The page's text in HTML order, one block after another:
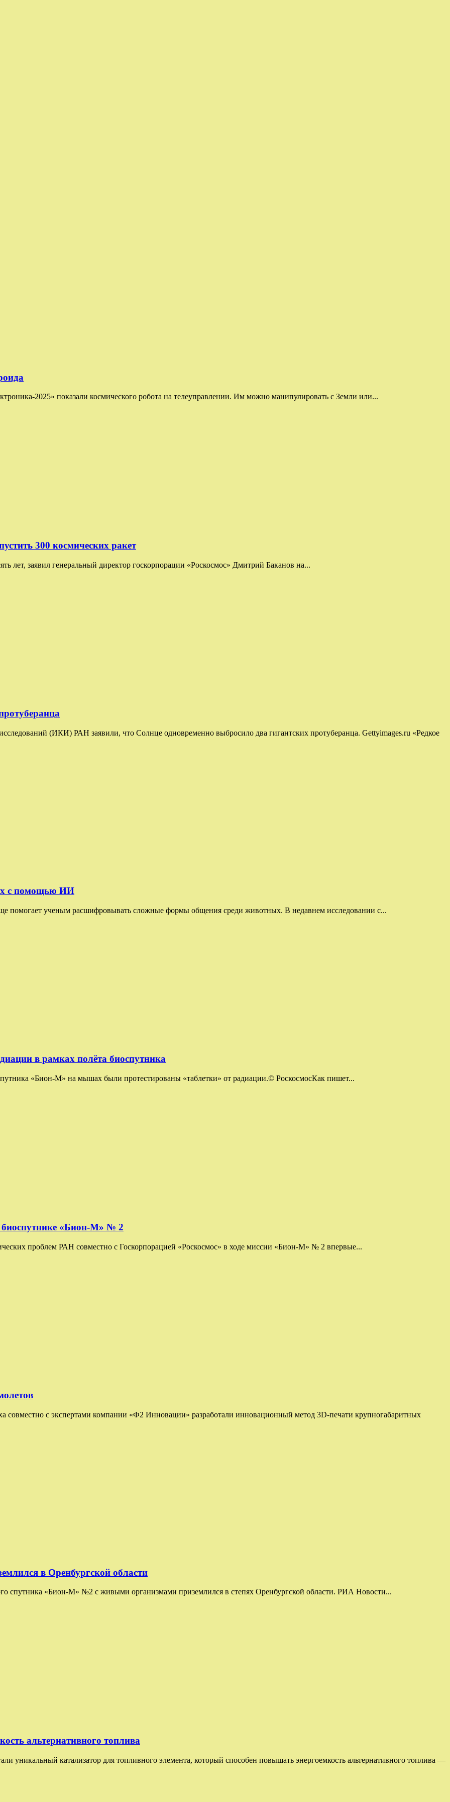
2025» показали космического робота на телеуправлении. Им можно манипулировать с Земли или...
300 космических ракет
лет, заявил генеральный директор госкорпорации «Роскосмос» Дмитрий Баканов на...
(ИКИ) РАН заявили, что Солнце одновременно выбросило два гигантских протуберанца. Gettyimages.ru «Редкое
с помощью ИИ
помогает ученым расшифровывать сложные формы общения среди животных. В недавнем исследовании с...
в рамках полёта биоспутника
«Бион-М» на мышах были протестированы «таблетки» от радиации.© РоскосмосКак пишет...
биоспутнике «Бион-М» № 2
проблем РАН совместно с Госкорпорацией «Роскосмос» в ходе миссии «Бион-М» № 2 впервые...
с экспертами компании «Ф2 Инновации» разработали инновационный метод 3D-печати крупногабаритных
в Оренбургской области
спутника «Бион-М» №2 с живыми организмами приземлился в степях Оренбургской области. РИА Новости...
альтернативного топлива
катализатор для топливного элемента, который способен повышать энергоемкость альтернативного топлива —